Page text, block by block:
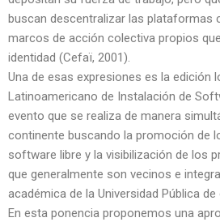
buscan descentralizar las plataformas
marcos de acción colectiva propios
identidad (Cefaï, 2001).
Una de esas expresiones es la edición
Latinoamericano de Instalación de
evento que se realiza de manera
continente buscando la promoción de
software libre y la visibilización de los
que generalmente son vecinos e
académica de la Universidad Pública de
En esta ponencia proponemos una